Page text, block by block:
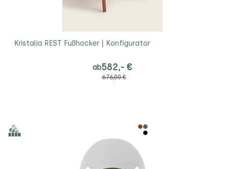
Kristalia REST Fußhocker | Konfigurator
ab582,- €
676,00 €